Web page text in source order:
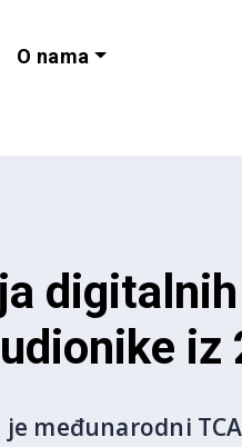
O nama
iz
je međunarodni